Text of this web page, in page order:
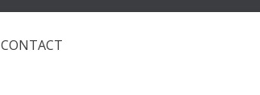
CONTACT